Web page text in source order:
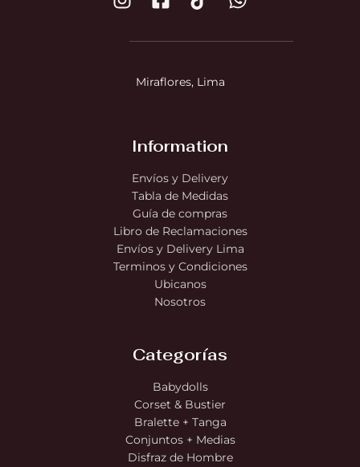
Miraflores, Lima
Information
Envíos y Delivery
Tabla de Medidas
Guía de compras
Libro de Reclamaciones
Envíos y Delivery Lima
Terminos y Condiciones
Ubicanos
Nosotros
Categorías
Babydolls
Corset & Bustier
Bralette + Tanga
Conjuntos + Medias
Disfraz de Hombre